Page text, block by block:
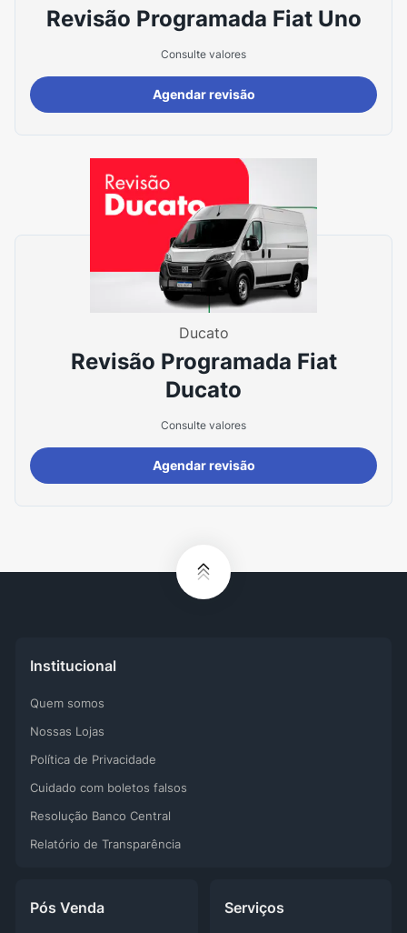
Revisão Programada Fiat Uno
Consulte valores
Agendar revisão
Ducato
Revisão Programada Fiat
Ducato
Consulte valores
Agendar revisão
Institucional
Quem somos
Nossas Lojas
Política de Privacidade
Cuidado com boletos falsos
Resolução Banco Central
Relatório de Transparência
Serviços
Pós Venda